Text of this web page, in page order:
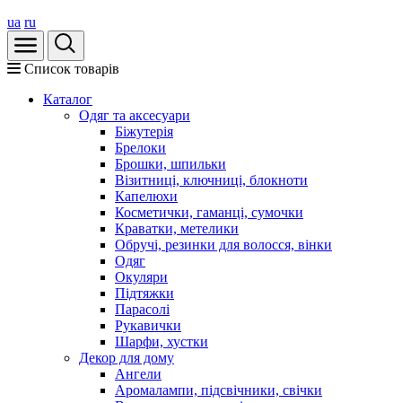
ua ru
Список товарів
Каталог
Oдяг та аксесуари
Біжутерія
Брелоки
Брошки, шпильки
Візитниці, ключниці, блокноти
Капелюхи
Косметички, гаманці, сумочки
Краватки, метелики
Обручі, резинки для волосся, вінки
Одяг
Окуляри
Підтяжки
Парасолі
Рукавички
Шарфи, хустки
Декор для дому
Ангели
Аромалампи, підсвічники, свічки